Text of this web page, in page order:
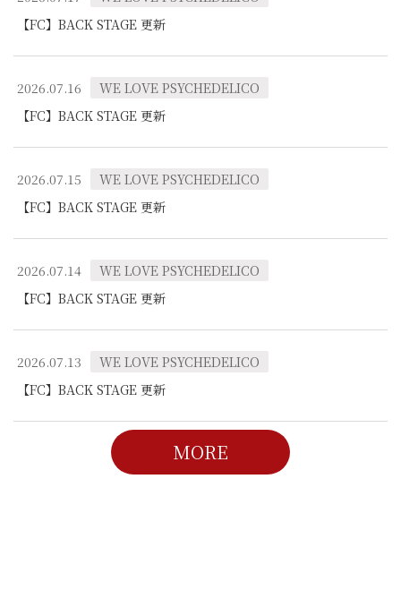
【FC】BACK STAGE 更新
2026.07.16
WE LOVE PSYCHEDELICO
【FC】BACK STAGE 更新
2026.07.15
WE LOVE PSYCHEDELICO
【FC】BACK STAGE 更新
2026.07.14
WE LOVE PSYCHEDELICO
【FC】BACK STAGE 更新
2026.07.13
WE LOVE PSYCHEDELICO
【FC】BACK STAGE 更新
MORE